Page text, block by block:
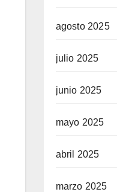
agosto 2025
julio 2025
junio 2025
mayo 2025
abril 2025
marzo 2025